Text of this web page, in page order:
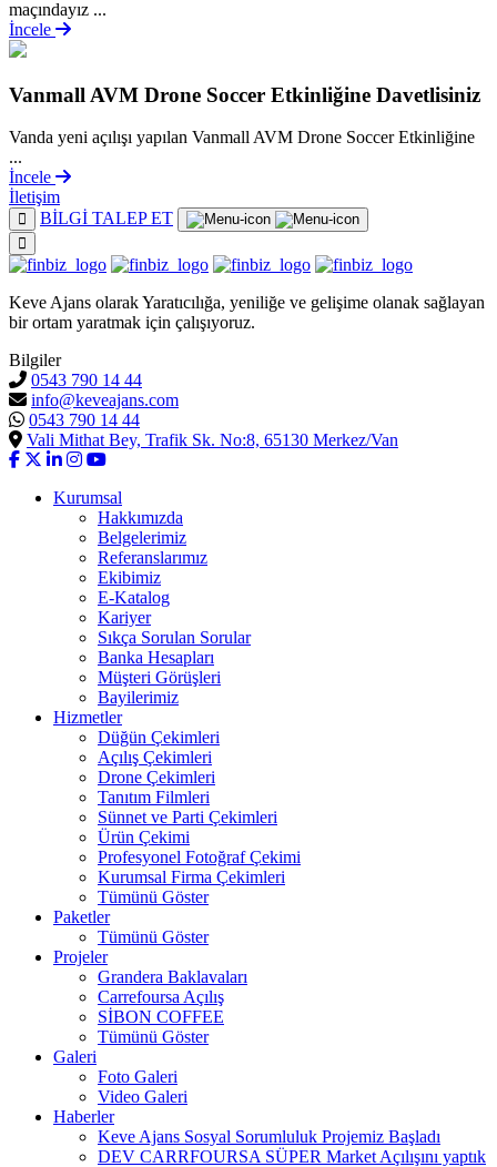
maçındayız ...
İncele
Vanmall AVM Drone Soccer Etkinliğine Davetlisiniz
Vanda yeni açılışı yapılan Vanmall AVM Drone Soccer Etkinliğine
...
İncele
İletişim
BİLGİ TALEP ET
Keve Ajans olarak Yaratıcılığa, yeniliğe ve gelişime olanak sağlayan
bir ortam yaratmak için çalışıyoruz.
Bilgiler
0543 790 14 44
info@keveajans.com
0543 790 14 44
Vali Mithat Bey, Trafik Sk. No:8, 65130 Merkez/Van
Kurumsal
Hakkımızda
Belgelerimiz
Referanslarımız
Ekibimiz
E-Katalog
Kariyer
Sıkça Sorulan Sorular
Banka Hesapları
Müşteri Görüşleri
Bayilerimiz
Hizmetler
Düğün Çekimleri
Açılış Çekimleri
Drone Çekimleri
Tanıtım Filmleri
Sünnet ve Parti Çekimleri
Ürün Çekimi
Profesyonel Fotoğraf Çekimi
Kurumsal Firma Çekimleri
Tümünü Göster
Paketler
Tümünü Göster
Projeler
Grandera Baklavaları
Carrefoursa Açılış
SİBON COFFEE
Tümünü Göster
Galeri
Foto Galeri
Video Galeri
Haberler
Keve Ajans Sosyal Sorumluluk Projemiz Başladı
DEV CARRFOURSA SÜPER Market Açılışını yaptık